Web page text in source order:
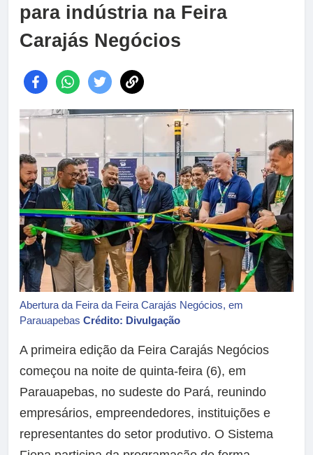
para indústria na Feira
Carajás Negócios
Abertura da Feira da Feira Carajás Negócios, em
Parauapebas Crédito: Divulgação
A primeira edição da Feira Carajás Negócios
começou na noite de quinta-feira (6), em
Parauapebas, no sudeste do Pará, reunindo
empresários, empreendedores, instituições e
representantes do setor produtivo. O Sistema